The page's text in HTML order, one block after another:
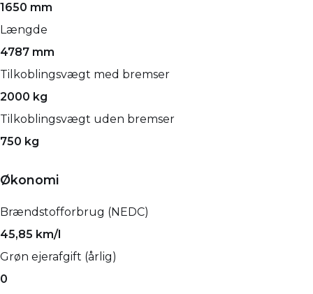
1650 mm
Længde
4787 mm
Tilkoblingsvægt med bremser
2000 kg
Tilkoblingsvægt uden bremser
750 kg
Økonomi
Brændstofforbrug (NEDC)
45,85 km/l
Grøn ejerafgift (årlig)
0